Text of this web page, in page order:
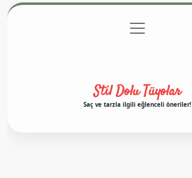
Gizlilik Politikası
menüyü
aç
Stil Dolu Tüyolar
Saç ve tarzla ilgili eğlenceli öneriler!